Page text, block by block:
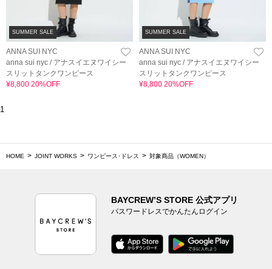
SUMMER SALE
ANNA SUI NYC
anna sui nyc / アナスイエヌワイシー
スリットタンクワンピース
¥8,800 20%OFF
SUMMER SALE
ANNA SUI NYC
anna sui nyc / アナスイエヌワイシー
スリットタンクワンピース
¥8,800 20%OFF
1
HOME JOINT WORKS ワンピース･ドレス 対象商品（WOMEN）
BAYCREW’S STORE 公式アプリ
パスワードレスでかんたんログイン